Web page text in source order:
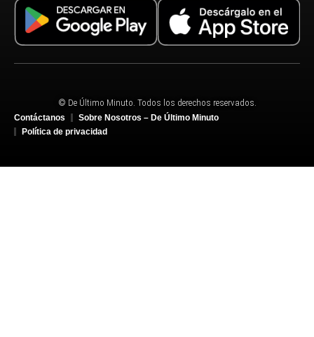
© De Último Minuto. Todos los derechos reservados.
Contáctanos
Sobre Nosotros – De Último Minuto
Política de privacidad